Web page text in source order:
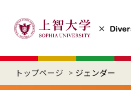
トップページ ジェンダー